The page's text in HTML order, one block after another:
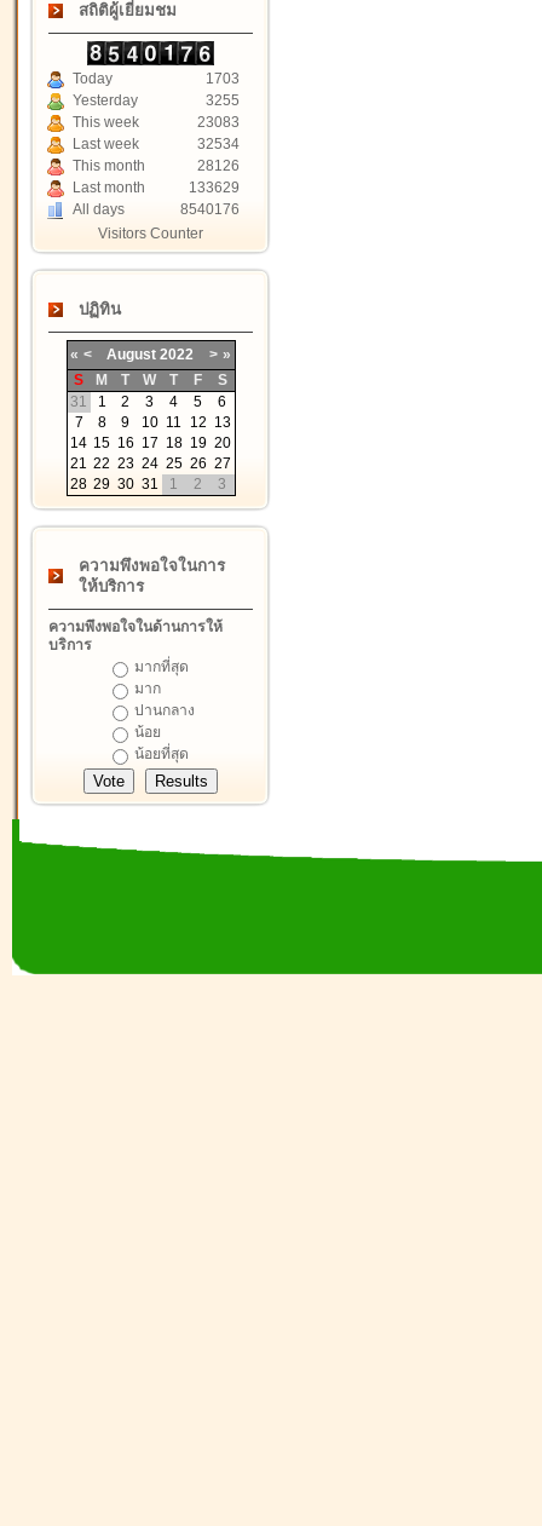
สถิติผู้เยี่ยมชม
Today
1703
Yesterday
3255
This week
23083
Last week
32534
This month
28126
Last month
133629
All days
8540176
Visitors Counter
ปฏิทิน
« < August 2022 > »
S
M T W T F
S
31
1 2 3 4 5
6
7
8 9 10 11 12 13
14 15 16 17 18 19 20
21 22 23 24 25 26 27
28 29 30 31 1 2 3
ความพึงพอใจในการ
ให้บริการ
ความพึงพอใจในด้านการให้
บริการ
มากที่สุด
มาก
ปานกลาง
น้อย
น้อยที่สุด